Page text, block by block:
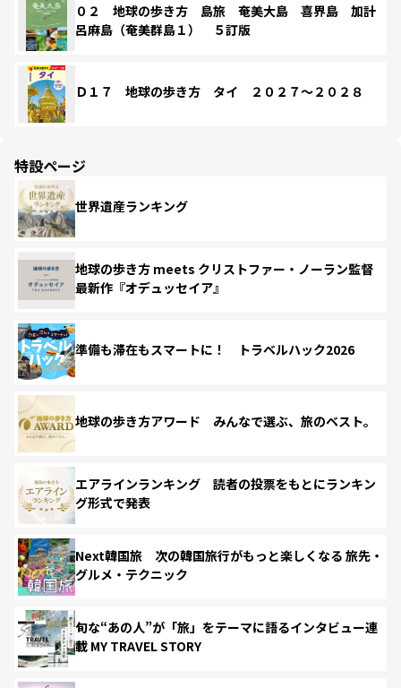
０２ 地球の歩き方 島旅 奄美大島 喜界島 加計
呂麻島（奄美群島１） ５訂版
Ｄ１７ 地球の歩き方 タイ ２０２７～２０２８
特設ページ
世界遺産ランキング
地球の歩き方 meets クリストファー・ノーラン監督
最新作『オデュッセイア』
準備も滞在もスマートに！ トラベルハック2026
地球の歩き方アワード みんなで選ぶ、旅のベスト。
エアラインランキング 読者の投票をもとにランキン
グ形式で発表
Next韓国旅 次の韓国旅行がもっと楽しくなる 旅先・
グルメ・テクニック
旬な“あの人”が「旅」をテーマに語るインタビュー連
載 MY TRAVEL STORY